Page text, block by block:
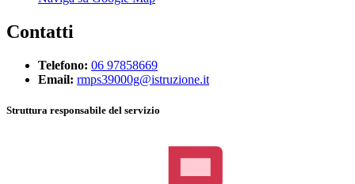
Contatti
Telefono: 06 97858669
Email: rmps39000g@istruzione.it
Struttura responsabile del servizio